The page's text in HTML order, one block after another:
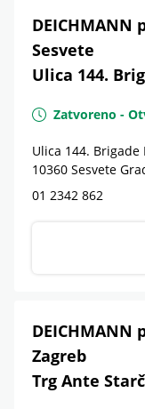
DEICHMANN
Sesvete
Ulica 144.
Zatvoreno -
Ulica 144. Brigade
10360 Sesvete
01 2342 862
DEICHMANN
Zagreb
Trg Ante